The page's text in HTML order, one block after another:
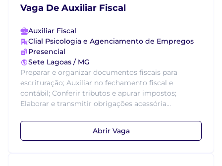
Vaga De Auxiliar Fiscal
Auxiliar Fiscal
Clial Psicologia e Agenciamento de Empregos
Presencial
Sete Lagoas / MG
Preparar e organizar documentos fiscais para
escrituração; Auxiliar no fechamento fiscal e
contábil; Conferir tributos e apurar impostos;
Elaborar e transmitir obrigações acessória...
Abrir Vaga